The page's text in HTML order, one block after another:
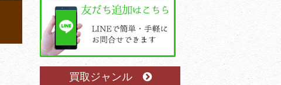
買取ジャンル